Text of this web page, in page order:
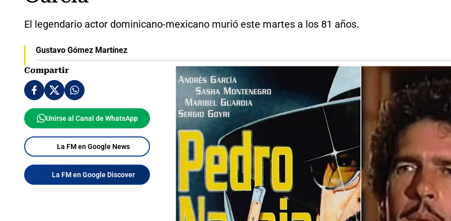
El legendario actor dominicano-mexicano murió este martes a los 81 años.
Gustavo Gómez Martínez
Compartir
Unirse al Canal de WhatsApp
La FM en Google News
La FM en Google Discover